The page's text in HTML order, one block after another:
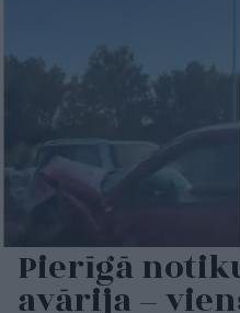
Pierīgā
avārija –